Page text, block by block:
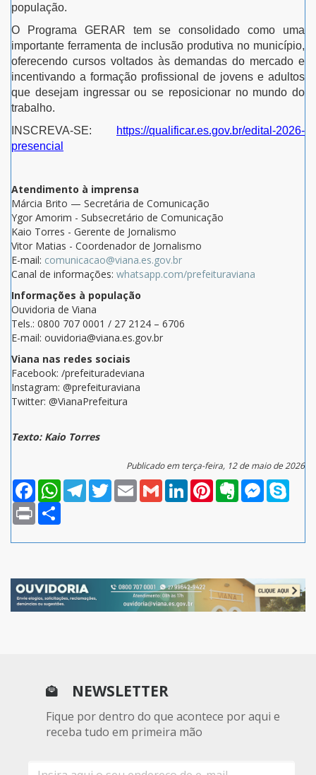
população.
O Programa GERAR tem se consolidado como uma
importante ferramenta de inclusão produtiva no município,
oferecendo cursos voltados às demandas do mercado e
incentivando a formação profissional de jovens e adultos
que desejam ingressar ou se reposicionar no mundo do
trabalho.
INSCREVA-SE:
https://qualificar.es.gov.br/edital-2026-
presencial
Atendimento à imprensa
Márcia Brito — Secretária de Comunicação
Ygor Amorim - Subsecretário de Comunicação
Kaio Torres - Gerente de Jornalismo
Vitor Matias - Coordenador de Jornalismo
E-mail: comunicacao@viana.es.gov.br
Canal de informações: whatsapp.com/prefeituraviana
Informações à população
Ouvidoria de Viana
Tels.: 0800 707 0001 / 27 2124 – 6706
E-mail: ouvidoria@viana.es.gov.br
Viana nas redes sociais
Facebook: /prefeituradeviana
Instagram: @prefeituraviana
Twitter: @VianaPrefeitura
Texto: Kaio Torres
Publicado em terça-feira, 12 de maio de 2026
FacebookWhatsAppTelegramTwitterEmail Gmail LinkedInPinterestEvernoteMessenger
Print
NEWSLETTER
Fique por dentro do que acontece por aqui e
receba tudo em primeira mão